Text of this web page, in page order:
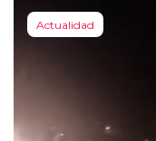
Actualidad